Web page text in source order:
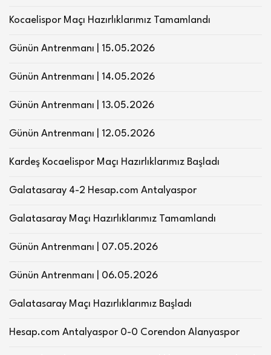
Kocaelispor Maçı Hazırlıklarımız Tamamlandı
Günün Antrenmanı | 15.05.2026
Günün Antrenmanı | 14.05.2026
Günün Antrenmanı | 13.05.2026
Günün Antrenmanı | 12.05.2026
Kardeş Kocaelispor Maçı Hazırlıklarımız Başladı
Galatasaray 4-2 Hesap.com Antalyaspor
Galatasaray Maçı Hazırlıklarımız Tamamlandı
Günün Antrenmanı | 07.05.2026
Günün Antrenmanı | 06.05.2026
Galatasaray Maçı Hazırlıklarımız Başladı
Hesap.com Antalyaspor 0-0 Corendon Alanyaspor